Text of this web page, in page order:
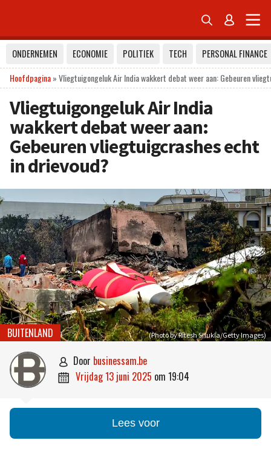
 
ONDERNEMEN ECONOMIE POLITIEK TECH
PERSONAL FINANCE
Hoofdpagina»Vliegtuigongeluk Air India wakkert debat weer aan: Gebeuren
Vliegtuigongeluk Air India
wakkert debat weer aan:
Gebeuren vliegtuigcrashes echt
in drievoud?
(Photo by Ritesh Shukla/Getty Images)
BUITENLAND
 door businessam.be
 vrijdag 13 juni 2025 om 19:04
Lees voor